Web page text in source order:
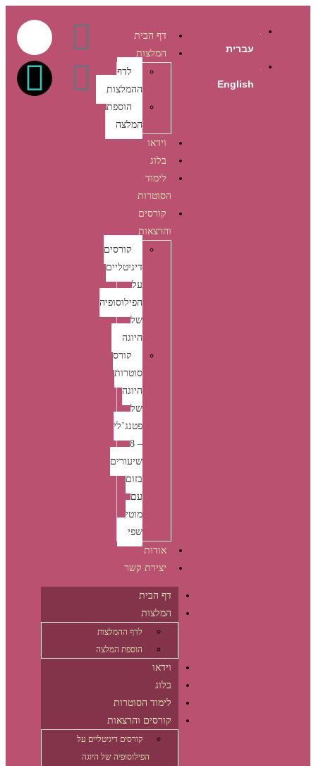
עברית
English
דף הבית
המלצות
לדף
ההמלצות
הוספת
המלצה
וידאו
בלוג
לימוד
הסוטרות
קורסים
והרצאות
קורסים
דיגיטליים
על
הפילוסופיה
של
היוגה
קורס
סוטרות
היוגה
של
פטנג’לי
– 8
שיעורים
בזום
עם
מוטי
שפי
אודות
יצירת קשר
דף הבית
המלצות
לדף ההמלצות
הוספת המלצה
וידאו
בלוג
לימוד הסוטרות
קורסים והרצאות
קורסים דיגיטליים על
הפילוסופיה של היוגה